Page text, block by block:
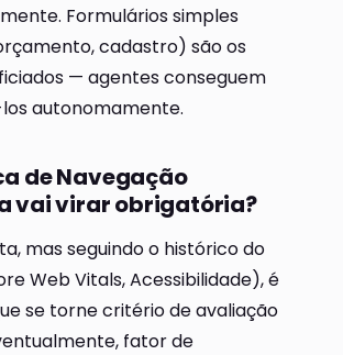
Formulários simples
cadastro) são os
— agentes conseguem
autonomamente.
de Navegação
vai virar obrigatória?
mas seguindo o histórico do
Web Vitals, Acessibilidade), é
se torne critério de avaliação
fator de